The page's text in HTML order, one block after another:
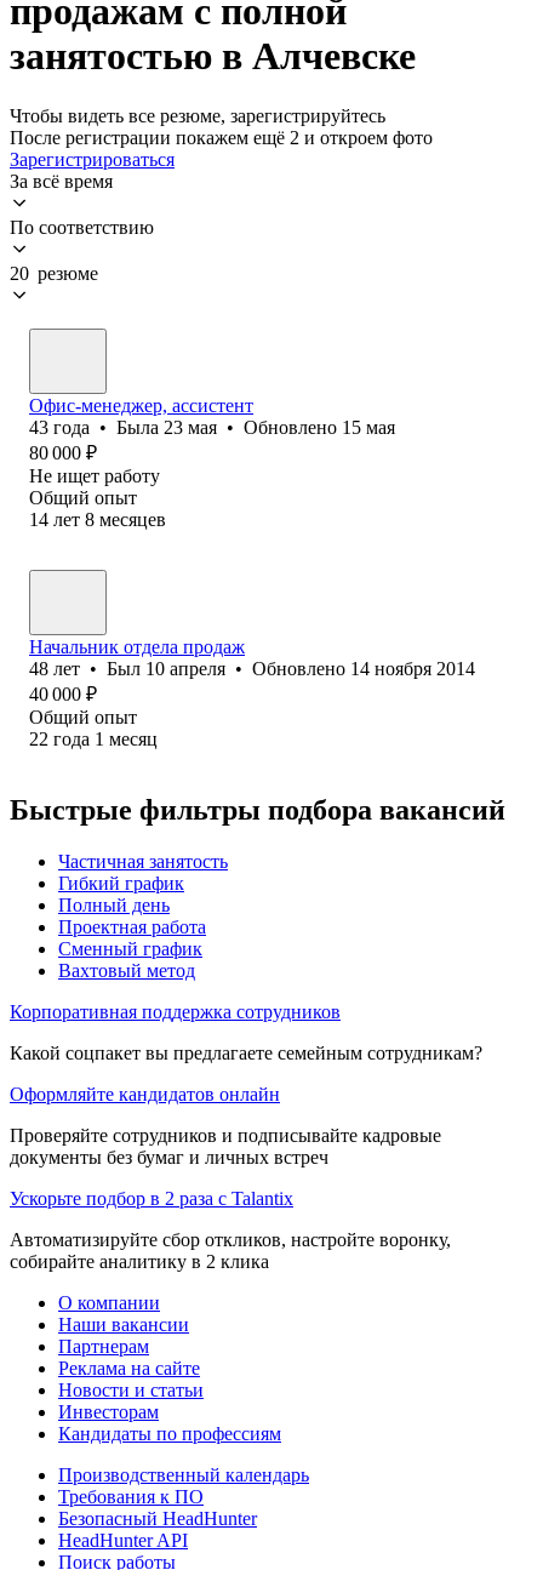
продажам с полной
занятостью в Алчевске
Чтобы видеть все резюме, зарегистрируйтесь
После регистрации покажем ещё 2 и откроем фото
Зарегистрироваться
За всё время
По соответствию
20 резюме
Офис-менеджер, ассистент
43 года • Была 23 мая • Обновлено 15 мая
80 000 ₽
Не ищет работу
Общий опыт
14 лет 8 месяцев
Начальник отдела продаж
48 лет • Был 10 апреля • Обновлено 14 ноября 2014
40 000 ₽
Общий опыт
22 года 1 месяц
Быстрые фильтры подбора вакансий
Частичная занятость
Гибкий график
Полный день
Проектная работа
Сменный график
Вахтовый метод
Корпоративная поддержка сотрудников
Какой соцпакет вы предлагаете семейным сотрудникам?
Оформляйте кандидатов онлайн
Проверяйте сотрудников и подписывайте кадровые
документы без бумаг и личных встреч
Ускорьте подбор в 2 раза с Talantix
Автоматизируйте сбор откликов, настройте воронку,
собирайте аналитику в 2 клика
О компании
Наши вакансии
Партнерам
Реклама на сайте
Новости и статьи
Инвесторам
Кандидаты по профессиям
Производственный календарь
Требования к ПО
Безопасный HeadHunter
HeadHunter API
Поиск работы